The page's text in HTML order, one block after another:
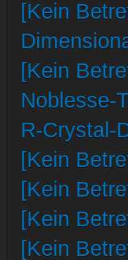
[Kein
[Kein
Noblesse-
R-Crystal-
[Kein
[Kein
[Kein
[Kein